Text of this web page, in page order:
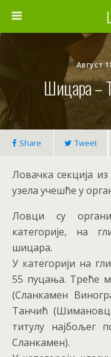
Август
Шицара –
Share Tweet
Ловачка секција
узела учешће у
Ловци су
категорије, на
шицара.
У категорији на
55 пуцања. Треће
(Сланкамен
Танчић
титулу најбољег
Сланкамен).